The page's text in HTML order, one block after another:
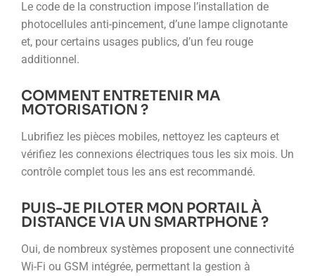
Le code de la construction impose l’installation de
photocellules anti-pincement, d’une lampe clignotante
et, pour certains usages publics, d’un feu rouge
additionnel.
COMMENT ENTRETENIR MA
MOTORISATION ?
Lubrifiez les pièces mobiles, nettoyez les capteurs et
vérifiez les connexions électriques tous les six mois. Un
contrôle complet tous les ans est recommandé.
PUIS-JE PILOTER MON PORTAIL À
DISTANCE VIA UN SMARTPHONE ?
Oui, de nombreux systèmes proposent une connectivité
Wi-Fi ou GSM intégrée, permettant la gestion à